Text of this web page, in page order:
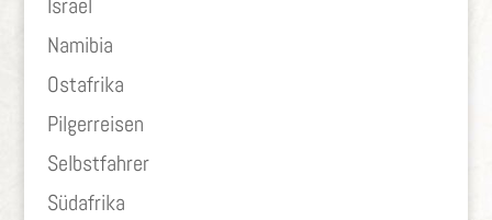
Namibia
Ostafrika
Pilgerreisen
Selbstfahrer
Südafrika